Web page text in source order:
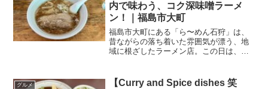
内で味わう、コク深味噌ラーメ
ン！｜福島市大町
福島市大町にある「ら〜めん石狩」は、
昔ながらの落ち着いた雰囲気が漂う、地
域に根ざしたラーメン店。この日は、数
international readers!Enjoy Fuk...
グルメ
【Curry and Spice dishes 笑